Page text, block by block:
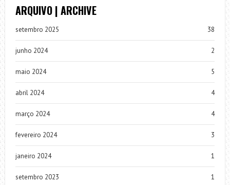
ARQUIVO | ARCHIVE
setembro 2025 38
junho 2024 2
maio 2024 5
abril 2024 4
março 2024 4
fevereiro 2024 3
janeiro 2024 1
setembro 2023 1